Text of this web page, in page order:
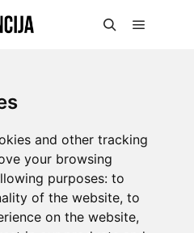
and other tracking
your browsing
purposes: to
of the website, to
on the website,